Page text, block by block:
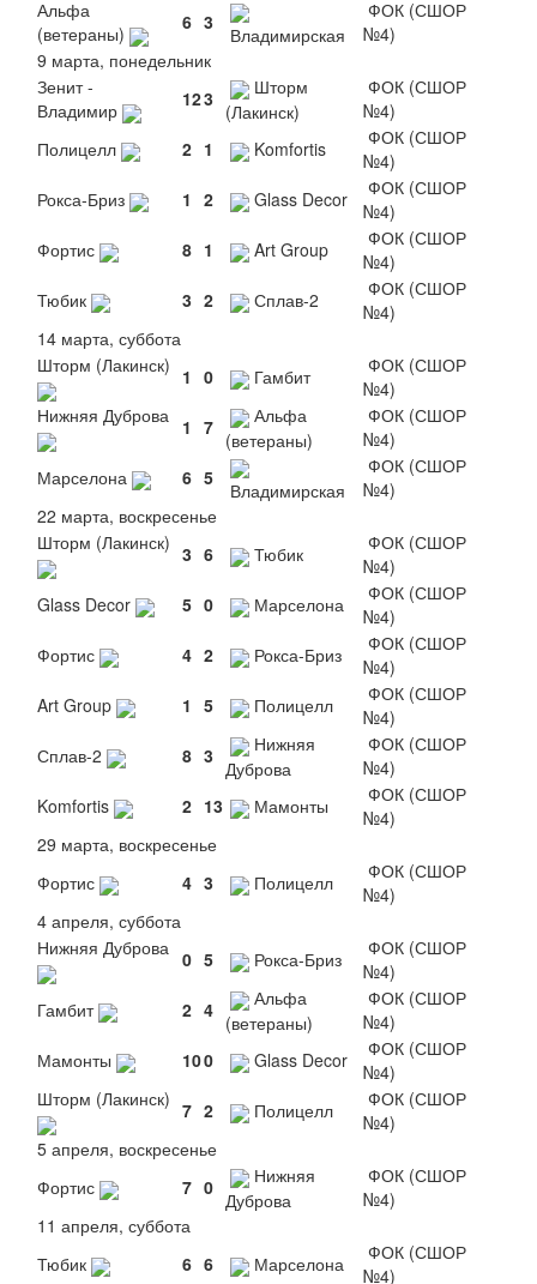
Альфа
(ветераны)
6 3
Владимирская
ФОК (СШОР
№4)
9 марта, понедельник
Зенит -
Владимир
123
Шторм
(Лакинск)
ФОК (СШОР
№4)
Полицелл
2 1 Komfortis
ФОК (СШОР
№4)
Рокса-Бриз
1 2 Glass Decor
ФОК (СШОР
№4)
Фортис
8 1 Art Group
ФОК (СШОР
№4)
Тюбик
3 2 Сплав-2
ФОК (СШОР
№4)
14 марта, суббота
Шторм (Лакинск) 1 0 Гамбит
ФОК (СШОР
№4)
Нижняя Дуброва 1 7
Альфа
(ветераны)
ФОК (СШОР
№4)
Марселона
6 5
Владимирская
ФОК (СШОР
№4)
22 марта, воскресенье
Шторм (Лакинск) 3 6 Тюбик
ФОК (СШОР
№4)
Glass Decor
5 0 Марселона
ФОК (СШОР
№4)
Фортис
4 2 Рокса-Бриз
ФОК (СШОР
№4)
Art Group
1 5 Полицелл
ФОК (СШОР
№4)
Сплав-2
8 3
Нижняя
Дуброва
ФОК (СШОР
№4)
Komfortis
2 13 Мамонты
ФОК (СШОР
№4)
29 марта, воскресенье
Фортис
4 3 Полицелл
ФОК (СШОР
№4)
4 апреля, суббота
Нижняя Дуброва 0 5 Рокса-Бриз
ФОК (СШОР
№4)
Гамбит
2 4
Альфа
(ветераны)
ФОК (СШОР
№4)
Мамонты
100 Glass Decor
ФОК (СШОР
№4)
Шторм (Лакинск) 7 2 Полицелл
ФОК (СШОР
№4)
5 апреля, воскресенье
Фортис
7 0
Нижняя
Дуброва
ФОК (СШОР
№4)
11 апреля, суббота
Тюбик
6 6 Марселона
ФОК (СШОР
№4)